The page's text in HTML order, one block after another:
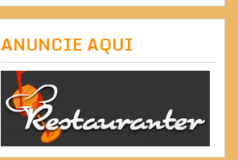
ANUNCIE AQUI